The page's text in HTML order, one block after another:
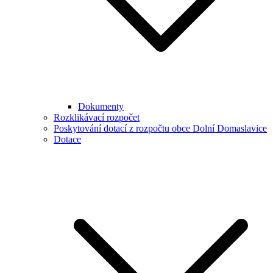
Dokumenty
Rozklikávací rozpočet
Poskytování dotací z rozpočtu obce Dolní Domaslavice
Dotace